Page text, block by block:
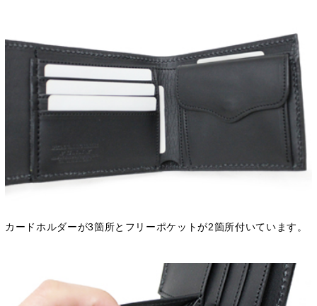
カードホルダーが3箇所とフリーポケットが2箇所付いています。